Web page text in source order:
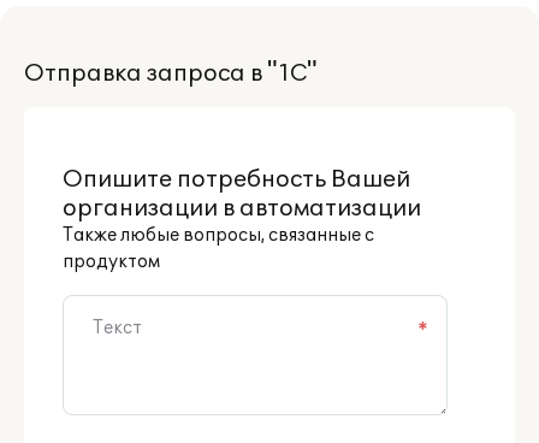
Материалы
Отправка запроса в "1С"
Опишите потребность Вашей
организации в автоматизации
Также любые вопросы, связанные с
продуктом
*